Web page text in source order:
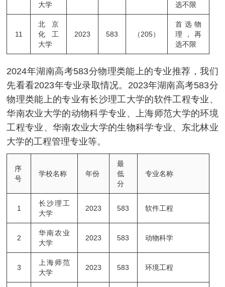
大学
选不限
11
北京
化工
大学
2023 583 （205）
首选物
理，再
选不限
2024年湖南高考583分物理类能上的专业推荐，我们
先看看2023年专业录取情况。2023年湖南高考583分
物理类能上的专业有长沙理工大学的软件工程专业、
华南农业大学的动物科学专业、上海师范大学的环境
工程专业、华南农业大学的生物科学专业、东北林业
大学的工程管理专业等。
序
号
学校名称 年份
最
低
分
专业名称
1
长沙理工
大学
2023 583 软件工程
2
华南农业
大学
2023 583 动物科学
3
上海师范
大学
2023 583 环境工程